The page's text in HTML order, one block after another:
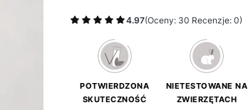
4.97(Oceny: 30 Recenzje: 0)
POTWIERDZONA
SKUTECZNOŚĆ
NIETESTOWANE NA
ZWIERZĘTACH